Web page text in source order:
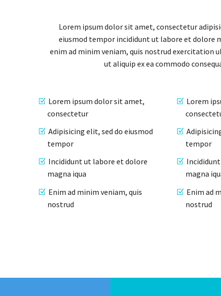
Lorem ipsum dolor sit amet, consectetur
eiusmod tempor incididunt ut labore et dolore
enim ad minim veniam, quis nostrud exercitation
ut aliquip ex ea commodo
Lorem ipsum dolor sit amet,
consectetur
Adipisicing elit, sed do eiusmod
tempor
Incididunt ut labore et dolore
magna iqua
Enim ad minim veniam, quis
nostrud
Lorem
tempor
magna
Enim ad
nostrud